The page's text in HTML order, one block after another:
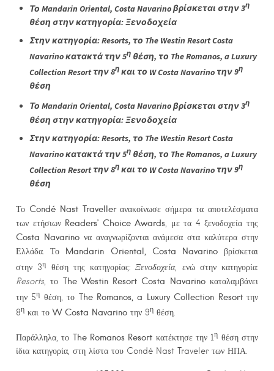
Το Mandarin Oriental, CostaNavarinoβρίσκεται στην 3η
θέση στην κατηγορία: Ξενοδοχεία
Στην κατηγορία:Resorts, το The Westin ResortCosta
Navarinoκατακτά την 5η θέση, το TheRomanos, aLuxury
Collection Resort την 8η και το WCostaNavarino την 9η
θέση
Το Mandarin Oriental, CostaNavarinoβρίσκεται στην 3η
θέση στην κατηγορία: Ξενοδοχεία
Στην κατηγορία:Resorts, το The Westin ResortCosta
Navarinoκατακτά την 5η θέση, το TheRomanos, aLuxury
Collection Resort την 8η και το WCostaNavarino την 9η
θέση
Το Condé Nast Travellerανακοίνωσε σήμερα τα αποτελέσματα
των ετήσιων Readers’ Choice Awards , με τα 4 ξενοδοχεία της
Costa Navarinoνα αναγνωρίζονται ανάμεσα στα καλύτερα στην
Ελλάδα. Το Mandarin Oriental, Costa Navarinoβρίσκεται
στην 3η θέση της κατηγορίας:Ξενοδοχεία, ενώ στην κατηγορία:
Resorts , το TheWestin Resort Costa Navarinoκαταλαμβάνει
την 5η θέση, το The Romanos, a Luxury Collection Resortτην
8η και τοW Costa Navarino την 9η θέση.
Παράλληλα, το The Romanos Resort κατέκτησε την 1η θέση στην
ίδια κατηγορία, στη λίστα του Condé Nast Traveler των ΗΠΑ.